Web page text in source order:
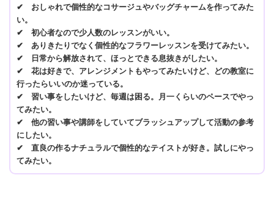
✔ おしゃれで個性的なコサージュやバッグチャームを作ってみた
い。
✔ 初心者なので少人数のレッスンがいい。
✔ ありきたりでなく個性的なフラワーレッスンを受けてみたい。
✔ 日常から解放されて、ほっとできる息抜きがしたい。
✔ 花は好きで、アレンジメントもやってみたいけど、どの教室に
行ったらいいのか迷っている。
✔ 習い事をしたいけど、毎週は困る。月一くらいのペースでやっ
てみたい。
✔ 他の習い事や講師をしていてブラッシュアップして活動の参考
にしたい。
✔ 直良の作るナチュラルで個性的なテイストが好き。試しにやっ
てみたい。